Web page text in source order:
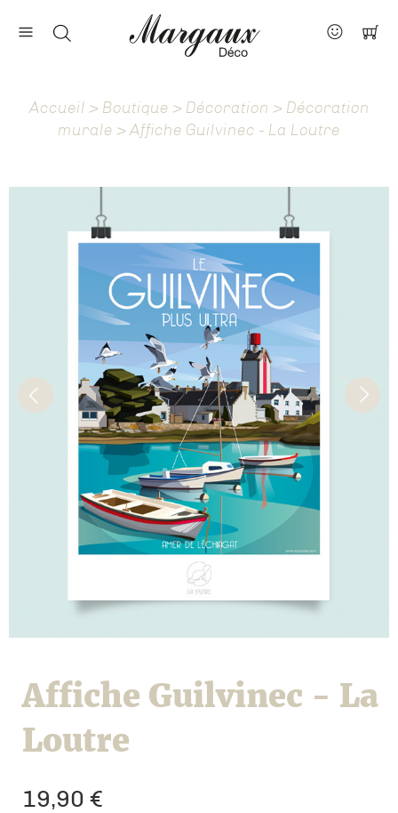
Nos marques
À propos
Accueil > Boutique > Décoration > Décoration
murale > Affiche Guilvinec - La Loutre
Affiche Guilvinec - La
Loutre
19,90 €